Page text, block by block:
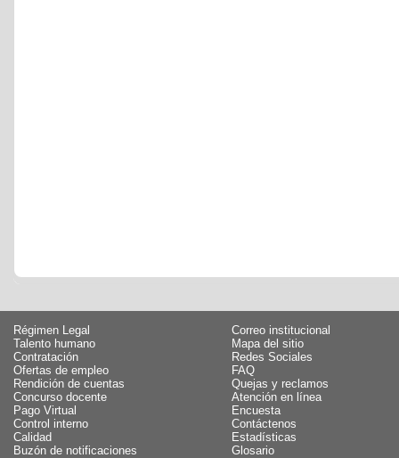
Régimen Legal
Talento humano
Contratación
Ofertas de empleo
Rendición de cuentas
Concurso docente
Pago Virtual
Control interno
Calidad
Buzón de notificaciones
Correo institucional
Mapa del sitio
Redes Sociales
FAQ
Quejas y reclamos
Atención en línea
Encuesta
Contáctenos
Estadísticas
Glosario